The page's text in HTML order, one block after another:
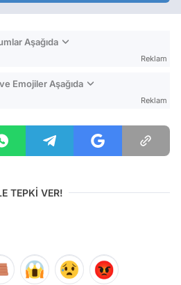
Aşağıda
Reklam
Emojiler Aşağıda
Reklam
TEPKİ VER!